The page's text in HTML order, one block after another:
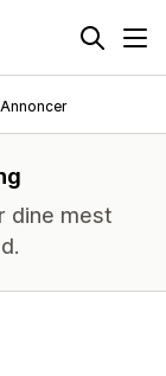
Annoncer
dine mest